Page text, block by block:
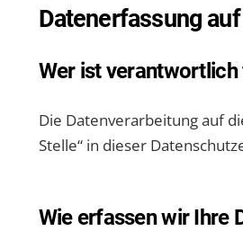
Datenerfassung
Wer ist
Die Datenverarbeitung auf
Stelle“ in dieser
Wie erfassen wir Ihre